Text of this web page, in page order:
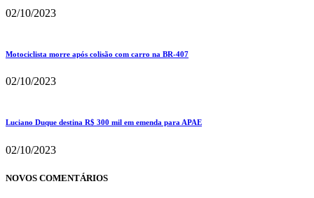
02/10/2023
Motociclista morre após colisão com carro na BR-407
02/10/2023
Luciano Duque destina R$ 300 mil em emenda para APAE
02/10/2023
NOVOS COMENTÁRIOS